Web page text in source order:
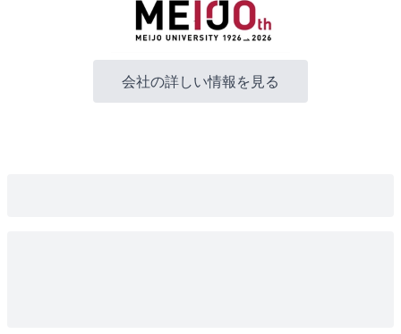
会社の詳しい情報を見る